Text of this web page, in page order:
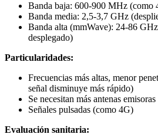
Banda baja: 600-900 MHz (como
Banda media: 2,5-3,7 GHz
Banda alta (mmWave): 24-86
desplegado)
Particularidades:
Frecuencias más altas, menor
señal disminuye más rápido)
Se necesitan más antenas
Señales pulsadas (como 4G)
Evaluación sanitaria: